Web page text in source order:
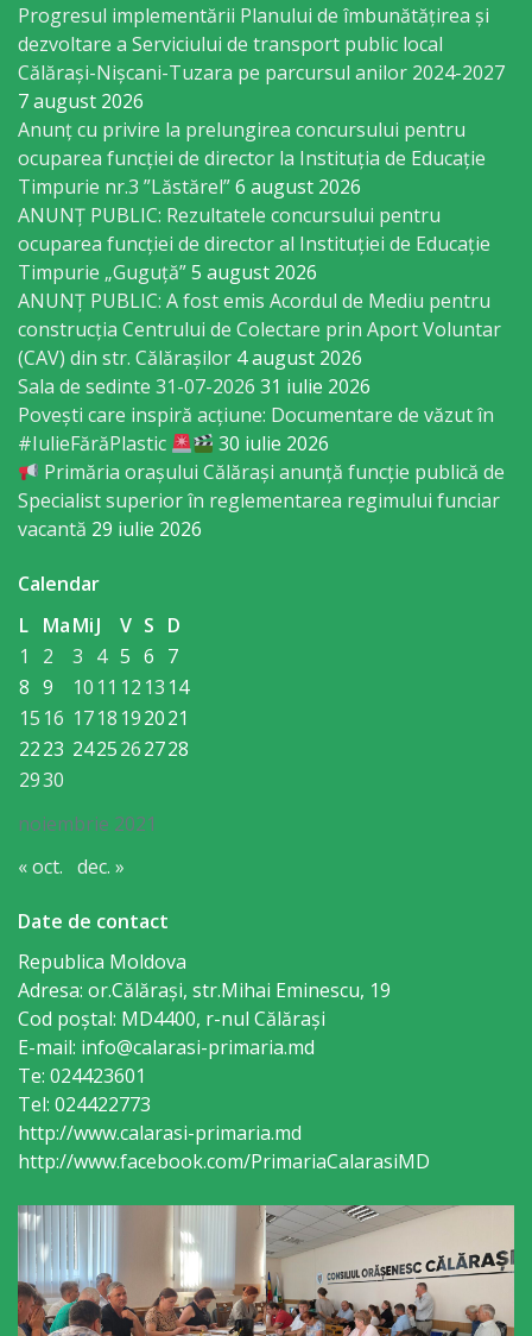
Tineretului
şi
Sportului
Specialist
pentru
Planificare,
Economist
Primar
Viceprimarii
Specialist
Relații
cu
Publicul,
Operator
CISC
Organigrama
Regulament
Consiliul
local
Secretarul
Consiliului
Consilieri
Comisii
de
specialitate
Regulamentul
Progresul implementării Planului de îmbunătățirea și
dezvoltare a Serviciului de transport public local
Călărași-Nișcani-Tuzara pe parcursul anilor 2024-2027
7 august 2026
Anunț cu privire la prelungirea concursului pentru
ocuparea funcţiei de director la Instituția de Educație
Timpurie nr.3 ”Lăstărel”6 august 2026
ANUNȚ PUBLIC: Rezultatele concursului pentru
ocuparea funcției de director al Instituției de Educație
Timpurie „Guguță”5 august 2026
ANUNȚ PUBLIC: A fost emis Acordul de Mediu pentru
construcția Centrului de Colectare prin Aport Voluntar
(CAV) din str. Călărașilor 4 august 2026
Sala de sedinte 31-07-2026 31 iulie 2026
Povești care inspiră acțiune: Documentare de văzut în
#IulieFărăPlastic
30 iulie 2026
Primăria orașului Călărași anunță funcție publică de
Specialist superior în reglementarea regimului funciar
vacantă 29 iulie 2026
Calendar
noiembrie 2021
L MaMiJ V S D
1
2 3 4 5 6 7
8 9 10 11 12 13 14
15 16 1718 192021
2223 2425262728
2930
« oct. dec. »
Date de contact
Republica Moldova
Adresa: or.Călăraşi, str.Mihai Eminescu, 19
Cod poștal: MD4400, r-nul Călăraşi
E-mail: info@calarasi-primaria.md
Te: 024423601
Tel: 024422773
http://www.calarasi-primaria.md
http://www.facebook.com/PrimariaCalarasiMD